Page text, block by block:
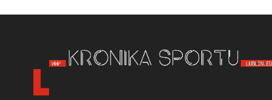
treści